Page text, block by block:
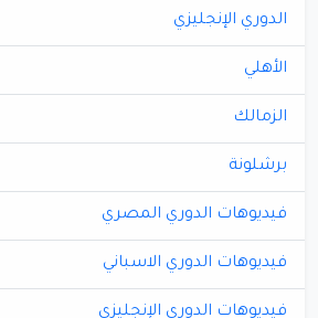
الدوري الإنجليزي
الأهلي
الزمالك
برشلونة
فيديوهات الدوري المصري
فيديوهات الدوري الاسباني
فيديوهات الدوري الإنجليزي